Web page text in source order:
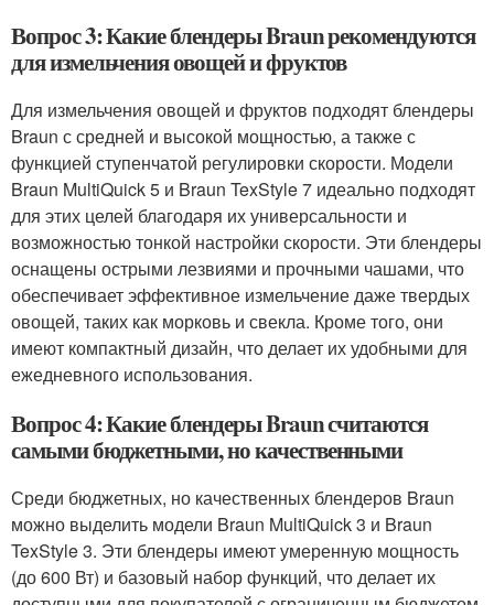
Вопрос 3: Какие блендеры Braun рекомендуются
для измельчения овощей и фруктов
Для измельчения овощей и фруктов подходят блендеры
Braun с средней и высокой мощностью, а также с
функцией ступенчатой регулировки скорости. Модели
Braun MultiQuick 5 и Braun TexStyle 7 идеально подходят
для этих целей благодаря их универсальности и
возможностью тонкой настройки скорости. Эти блендеры
оснащены острыми лезвиями и прочными чашами, что
обеспечивает эффективное измельчение даже твердых
овощей, таких как морковь и свекла. Кроме того, они
имеют компактный дизайн, что делает их удобными для
ежедневного использования.
Вопрос 4: Какие блендеры Braun считаются
самыми бюджетными, но качественными
Среди бюджетных, но качественных блендеров Braun
можно выделить модели Braun MultiQuick 3 и Braun
TexStyle 3. Эти блендеры имеют умеренную мощность
(до 600 Вт) и базовый набор функций, что делает их